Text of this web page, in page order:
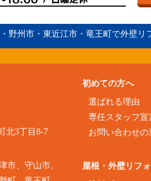
野州市・ 東近江市 ・竜王町で外壁
北3丁目8-7
市、守山市、
初めての方へ
選ばれる理由
専任スタッフ宣
お問い合わせの
屋根・外壁リフ